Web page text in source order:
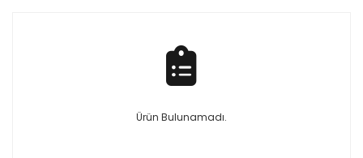
Ürün Bulunamadı.